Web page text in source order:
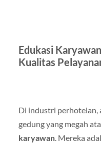
Edukasi
Kualitas
Di industri perhotelan,
gedung yang megah
karyawan. Mereka